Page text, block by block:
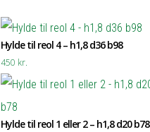
Hylde til reol 4 – h1,8 d36 b98
450 kr.
Hylde til reol 1 eller 2 – h1,8 d20 b78